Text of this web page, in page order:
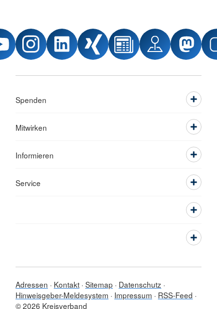
Spenden
Mitwirken
Informieren
Service
Adressen Kontakt Sitemap
Datenschutz
Hinweisgeber-Meldesystem
Impressum
RSS-Feed
© 2026 Kreisverband